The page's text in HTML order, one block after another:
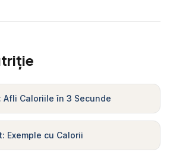
Afli Caloriile în 3 Secunde
Exemple cu Calorii